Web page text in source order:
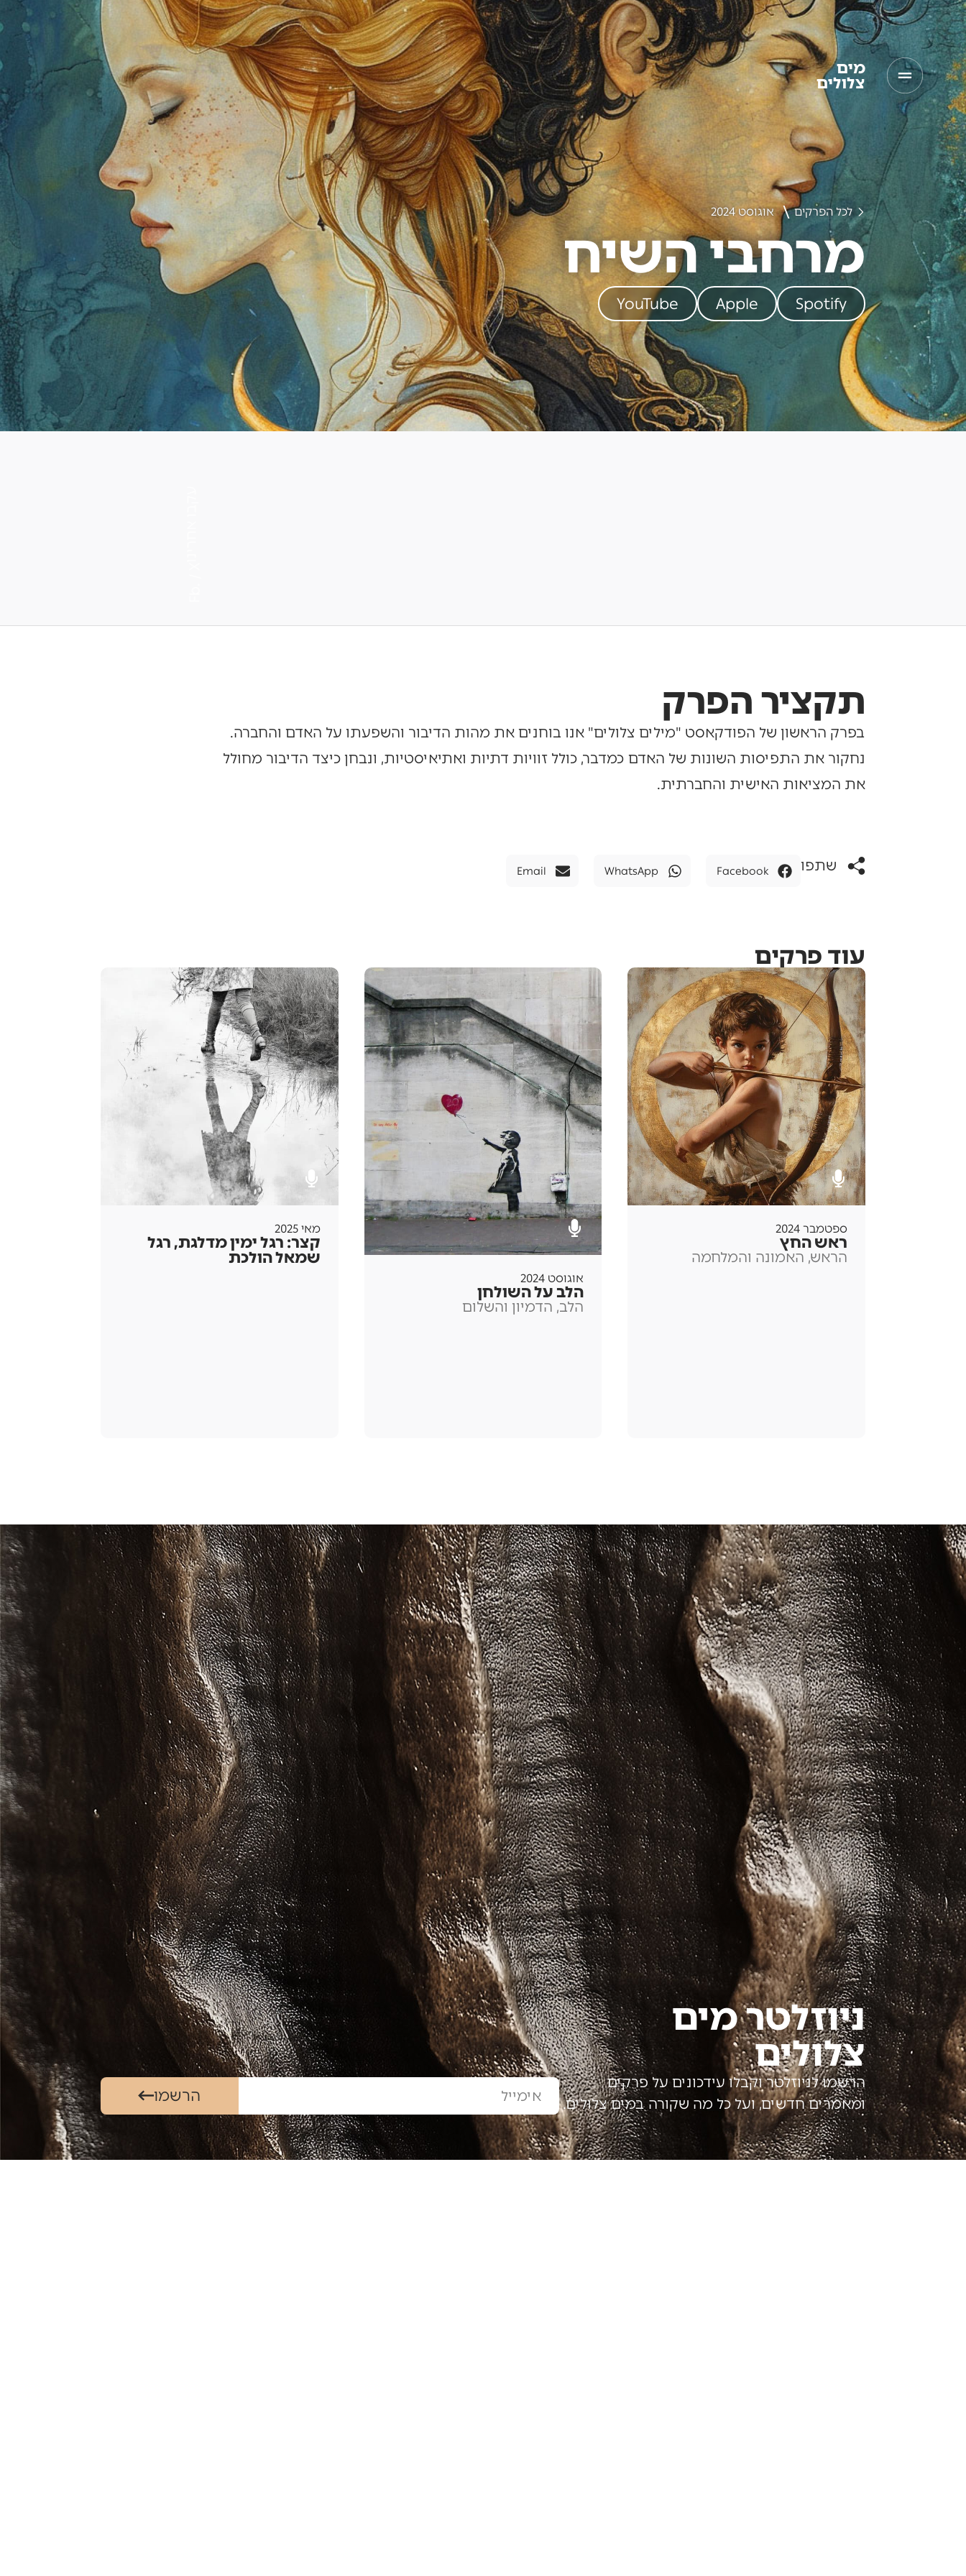
דלג לתוכן
מים
צלולים
לכל הפרקים אוגוסט 2024
מרחבי השיח
Spotify
Apple
YouTube
תקציר הפרק
בפרק הראשון של הפודקאסט "מילים צלולים" אנו בוחנים את מהות הדיבור והשפעתו על האדם והחברה.
נחקור את התפיסות השונות של האדם כמדבר, כולל זוויות דתיות ואתיאיסטיות, ונבחן כיצד הדיבור מחולל
את המציאות האישית והחברתית.
שתפו Facebook
WhatsApp
Email
עוד פרקים
ספטמבר 2024
ראש החץ
הראש, האמונה והמלחמה
אוגוסט 2024
הלב על השולחן
הלב, הדמיון והשלום
מאי 2025
קצר: רגל ימין מדלגת, רגל
שמאל הולכת
ניוזלטר מים
צלולים
הרשמו לניוזלטר וקבלו עידכונים על פרקים
ומאמרים חדשים, ועל כל מה שקורה במים צלולים.
הרשמו